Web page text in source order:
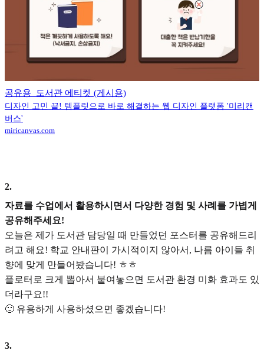
공유용_도서관 에티켓 (게시용)
디자인 고민 끝! 템플릿으로 바로 해결하는 웹 디자인 플랫폼 '미리캔
버스'
miricanvas.com
2.
자료를 수업에서 활용하시면서 다양한 경험 및 사례를 가볍게
공유해주세요!
오늘은 제가 도서관 담당일 때 만들었던 포스터를 공유해드리
려고 해요! 학교 안내판이 가시적이지 않아서, 나름 아이들 취
향에 맞게 만들어봤습니다! ㅎㅎ
플로터로 크게 뽑아서 붙여놓으면 도서관 환경 미화 효과도 있
더라구요!!
🙂 유용하게 사용하셨으면 좋겠습니다!
3.